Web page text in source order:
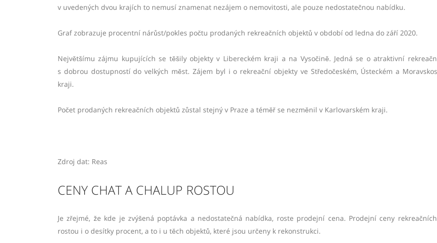
v uvedených dvou krajích to nemusí znamenat nezájem o nemovitosti, ale pouze nedostatečnou nabídku.
Graf zobrazuje procentní nárůst/pokles počtu prodaných rekreačních objektů v období od ledna do září 2020.
Největšímu zájmu kupujících se těšily objekty v Libereckém kraji a na Vysočině. Jedná se o atraktivní
s dobrou dostupností do velkých měst. Zájem byl i o rekreační objekty ve Středočeském, Ústeckém a
kraji.
Počet prodaných rekreačních objektů zůstal stejný v Praze a téměř se nezměnil v Karlovarském kraji.
Zdroj dat: Reas
CENY CHAT A CHALUP ROSTOU
Je zřejmé, že kde je zvýšená poptávka a nedostatečná nabídka, roste prodejní cena. Prodejní ceny
rostou i o desítky procent, a to i u těch objektů, které jsou určeny k rekonstrukci.